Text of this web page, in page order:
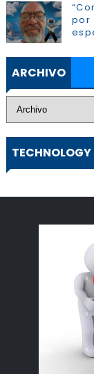
por
ARCHIVO
TECHNOLOGY